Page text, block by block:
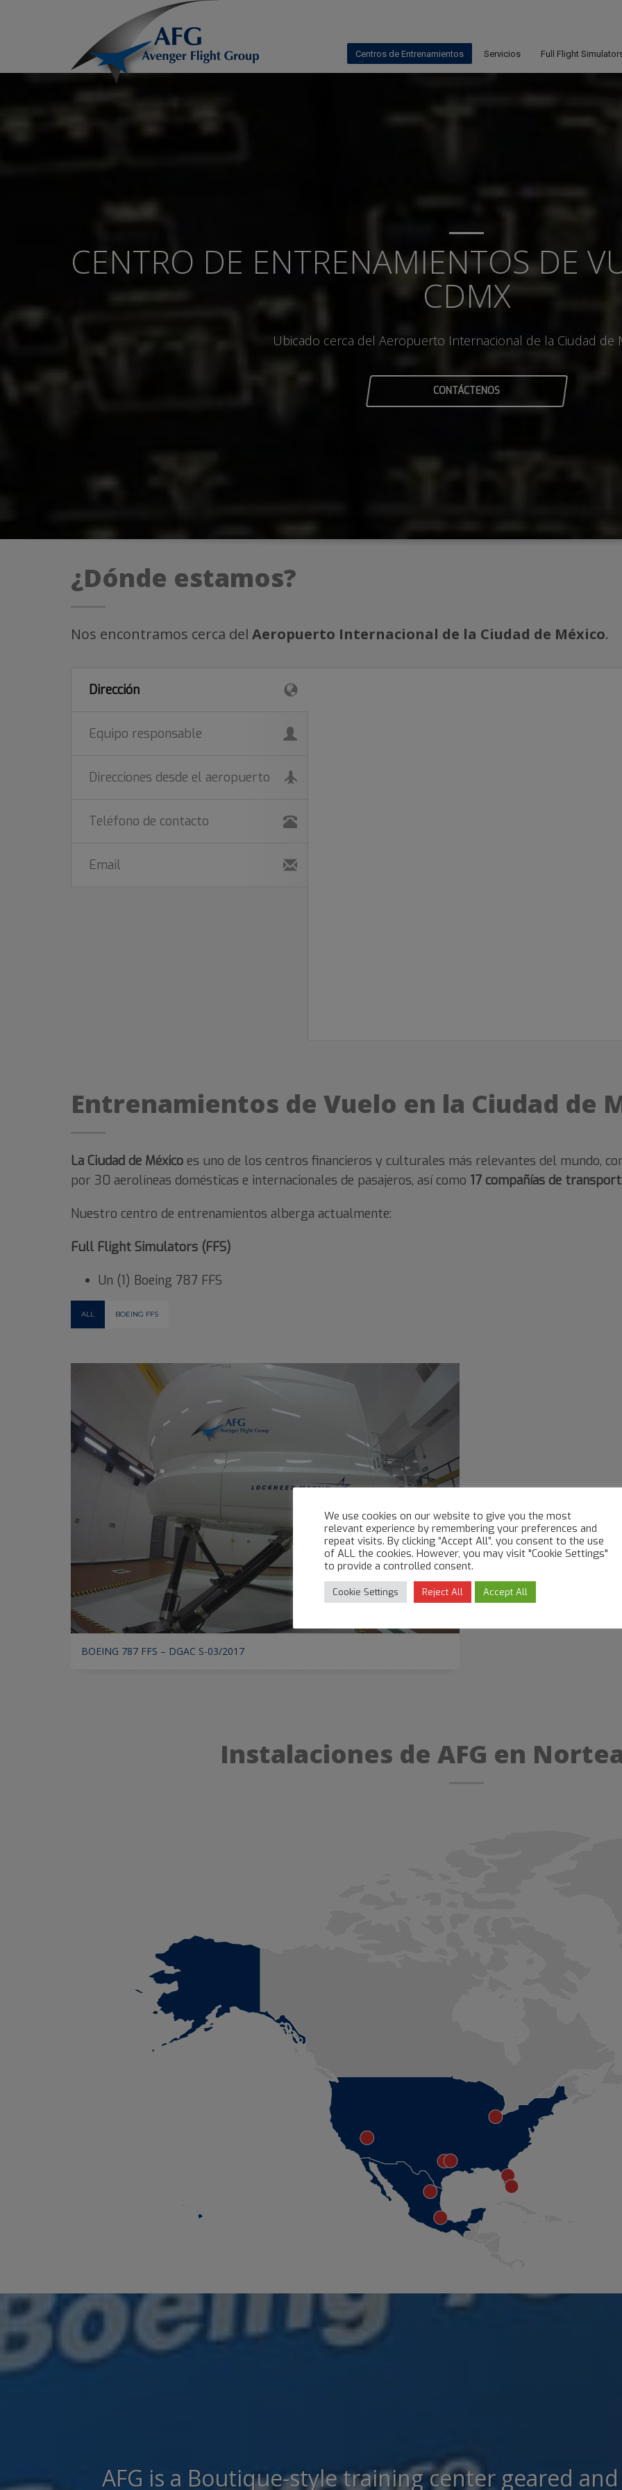
Centros de Entrenamientos Servicios Full Flight
CENTRO DE ENTRENAMIENTOS DE
CDMX
Ubicado cerca del Aeropuerto Internacional de la Ciudad de
CONTÁCTENOS
¿Dónde estamos?
Nos encontramos cerca del Aeropuerto Internacional de la Ciudad de México.
Dirección
Equipo responsable
Direcciones desde el aeropuerto
Teléfono de contacto
Email
Entrenamientos de Vuelo en la Ciudad de
La Ciudad de México es uno de los centros financieros y culturales más relevantes del mundo,
por 30 aerolíneas domésticas e internacionales de pasajeros, así como 17 compañías de
Nuestro centro de entrenamientos alberga actualmente:
Full Flight Simulators (FFS)
Un (1) Boeing 787 FFS
ALL BOEING FFS
BOEING 787 FFS – DGAC S-03/2017
Instalaciones de AFG en
AFG is a Boutique-style training center geared
We use cookies on our website to give you the most
relevant experience by remembering your preferences and
repeat visits. By clicking “Accept All”, you consent to the use
of ALL the cookies. However, you may visit "Cookie Settings"
to provide a controlled consent.
Cookie Settings Reject All Accept All